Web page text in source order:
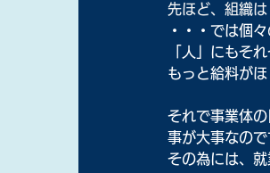
先ほど、組織は
・・・では個
「人」にもそ
もっと給料が
それで事業体
事が大事なので
その為には、